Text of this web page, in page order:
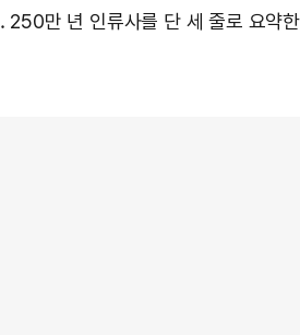
만 년 인류사를 단 세 줄로 요약